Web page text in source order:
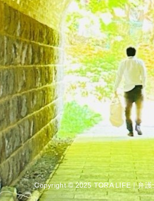
Copyright © 2025 TORA LIFE｜弁